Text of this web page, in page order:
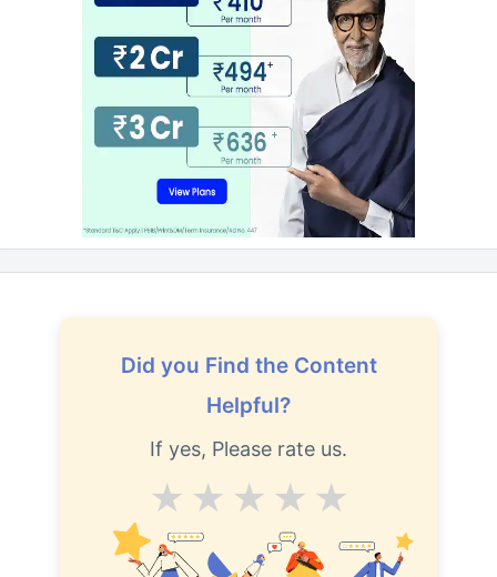
Did you Find the Content
Helpful?
If yes, Please rate us.
Excellent
V.Good
Good
Average